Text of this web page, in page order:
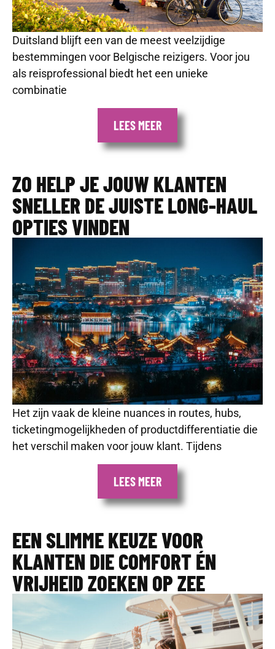
Duitsland blijft een van de meest veelzijdige
bestemmingen voor Belgische reizigers. Voor jou
als reisprofessional biedt het een unieke
combinatie
LEES MEER
ZO HELP JE JOUW KLANTEN
SNELLER DE JUISTE LONG-HAUL
OPTIES VINDEN
Het zijn vaak de kleine nuances in routes, hubs,
ticketingmogelijkheden of productdifferentiatie die
het verschil maken voor jouw klant. Tijdens
LEES MEER
EEN SLIMME KEUZE VOOR
KLANTEN DIE COMFORT ÉN
VRIJHEID ZOEKEN OP ZEE